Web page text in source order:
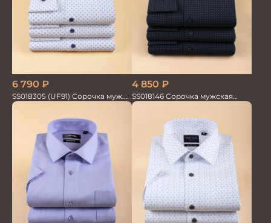
6 790 ₽
SS018305 (UF91) Сорочка муж.
GROSTYLE TRENDY
4 850 ₽
SS018146 Сорочка мужская
GROSTYLE TRENDY